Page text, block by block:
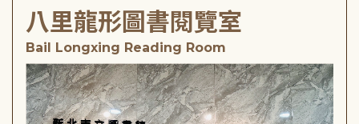
八里龍形圖書閱覽室
Bail Longxing Reading Room